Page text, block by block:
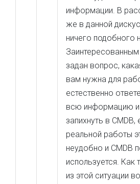
информации. В
же в данной
ничего подобного
задан вопрос,
вам нужна для
естественно
всю информацию и
запихнуть в CMDB,
реальной работы
неудобно и CMDB
используется. Как
из этой ситуации